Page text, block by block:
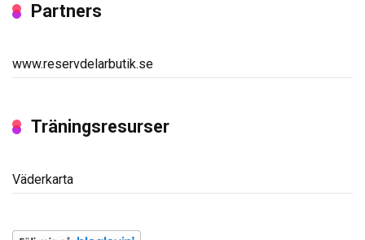
Partners
www.reservdelarbutik.se
Träningsresurser
Väderkarta